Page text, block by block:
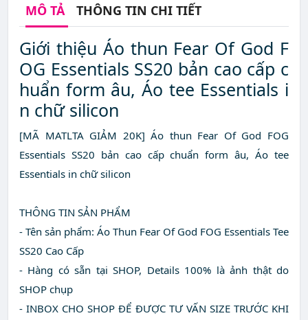
MÔ TẢ THÔNG TIN CHI TIẾT
Giới thiệu Áo thun Fear Of God F
OG Essentials SS20 bản cao cấp c
huẩn form âu, Áo tee Essentials i
n chữ silicon
[MÃ MATLTA GIẢM 20K] Áo thun Fear Of God FOG
Essentials SS20 bản cao cấp chuẩn form âu, Áo tee
Essentials in chữ silicon
THÔNG TIN SẢN PHẨM
- Tên sản phẩm: Áo Thun Fear Of God FOG Essentials Tee
SS20 Cao Cấp
- Hàng có sẵn tại SHOP, Details 100% là ảnh thật do
SHOP chụp
​​​​​- INBOX CHO SHOP ĐỂ ĐƯỢC TƯ VẤN SIZE TRƯỚC KHI